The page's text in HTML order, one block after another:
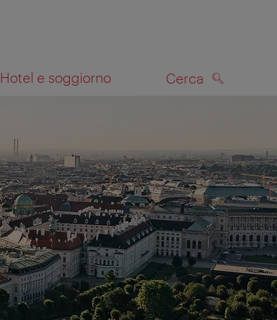
Hotel e soggiorno Cerca